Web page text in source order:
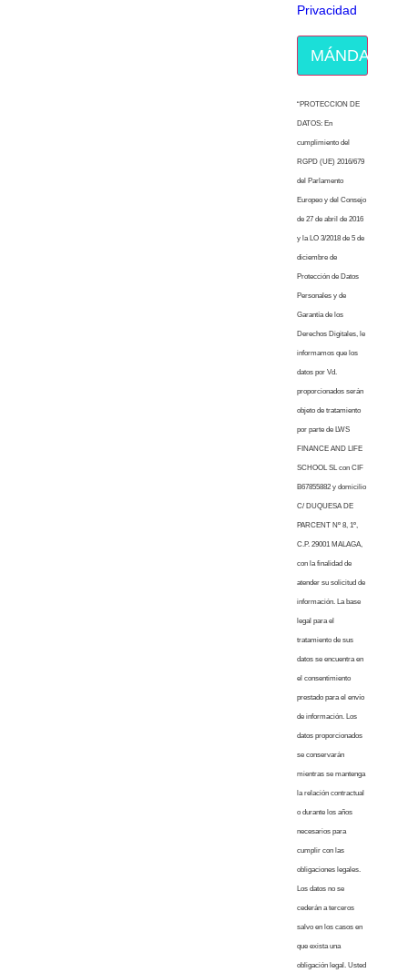
Privacidad
MÁNDAME
“PROTECCION DE
DATOS: En
cumplimiento del
RGPD (UE) 2016/679
del Parlamento
Europeo y del Consejo
de 27 de abril de 2016
y la LO 3/2018 de 5 de
diciembre de
Protección de Datos
Personales y de
Garantía de los
Derechos Digitales, le
informamos que los
datos por Vd.
proporcionados serán
objeto de tratamiento
por parte de LWS
FINANCE AND LIFE
SCHOOL SL con CIF
B67855882 y domicilio
C/ DUQUESA DE
PARCENT Nº 8, 1º,
C.P. 29001 MALAGA,
con la finalidad de
atender su solicitud de
información. La base
legal para el
tratamiento de sus
datos se encuentra en
el consentimiento
prestado para el envío
de información. Los
datos proporcionados
se conservarán
mientras se mantenga
la relación contractual
o durante los años
necesarios para
cumplir con las
obligaciones legales.
Los datos no se
cederán a terceros
salvo en los casos en
que exista una
obligación legal. Usted